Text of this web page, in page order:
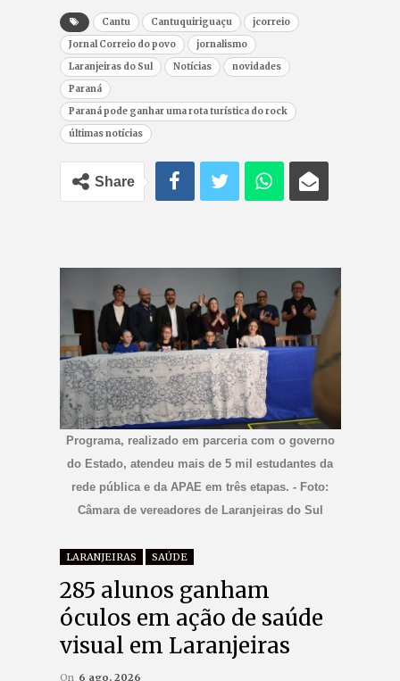
Cantu Cantuquiriguaçu
jcorreio
Jornal Correio do povo
jornalismo
Laranjeiras do Sul
Notícias
novidades
Paraná
Paraná pode ganhar uma rota turística do rock
últimas notícias
Share
Programa, realizado em parceria com o governo
do Estado, atendeu mais de 5 mil estudantes da
rede pública e da APAE em três etapas. - Foto:
Câmara de vereadores de Laranjeiras do Sul
LARANJEIRAS SAÚDE
285 alunos ganham
óculos em ação de saúde
visual em Laranjeiras
On 6 ago, 2026